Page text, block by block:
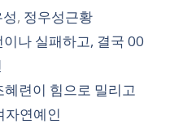
, 정우성근황
나 실패하고, 결국 00
혜련이 힘으로 밀리고
자연예인